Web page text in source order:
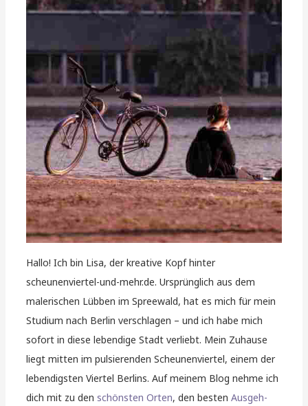
Hallo! Ich bin Lisa, der kreative Kopf hinter
scheunenviertel-und-mehr.de. Ursprünglich aus dem
malerischen Lübben im Spreewald, hat es mich für mein
Studium nach Berlin verschlagen – und ich habe mich
sofort in diese lebendige Stadt verliebt. Mein Zuhause
liegt mitten im pulsierenden Scheunenviertel, einem der
lebendigsten Viertel Berlins. Auf meinem Blog nehme ich
dich mit zu denschönsten Orten, den bestenAusgeh-